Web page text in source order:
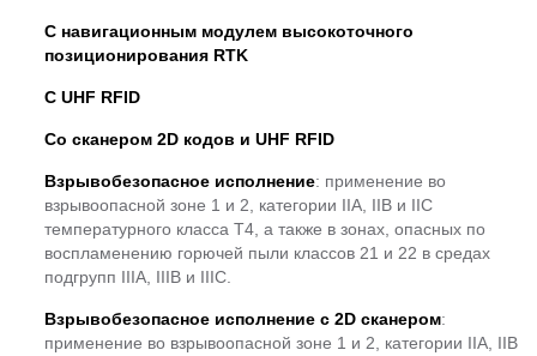
С навигационным модулем высокоточного
позиционирования RTK
C UHF RFID
Cо сканером 2D кодов и UHF RFID
Взрывобезопасное исполнение: применение во
взрывоопасной зоне 1 и 2, категории IIA, IIB и IIC
температурного класса Т4, а также в зонах, опасных по
воспламенению горючей пыли классов 21 и 22 в средах
подгрупп IIIA, IIIB и IIIC.
Взрывобезопасное исполнение с 2D сканером:
применение во взрывоопасной зоне 1 и 2, категории IIA, IIB